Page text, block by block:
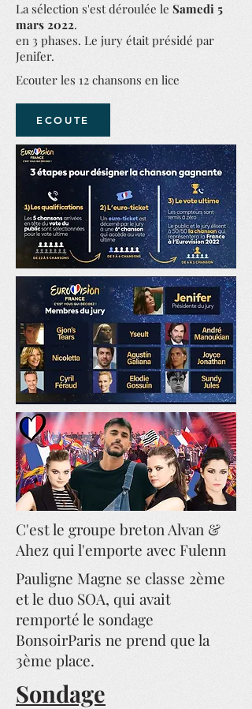
La sélection s'est déroulée le Samedi 5
mars 2022.
en 3 phases. Le jury était présidé par
Jenifer.
Ecouter les 12 chansons en lice
ECOUTE
C'est le groupe breton Alvan &
Ahez qui l'emporte avec Fulenn
Pauligne Magne se classe 2ème
et le duo SOA, qui avait
remporté le sondage
BonsoirParis ne prend que la
3ème place.
Sondage